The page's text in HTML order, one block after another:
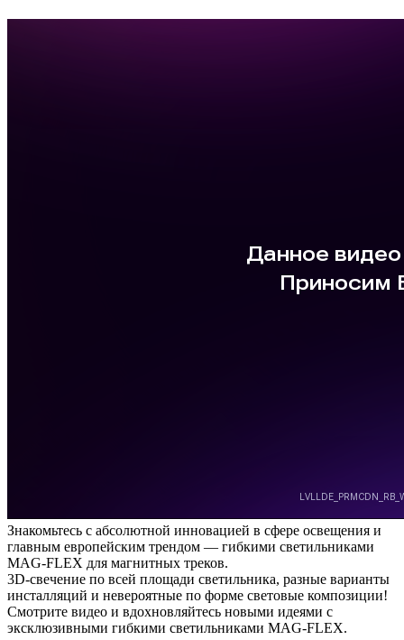
Знакомьтесь с абсолютной инновацией в сфере освещения и
главным европейским трендом — гибкими светильниками
MAG-FLEX для магнитных треков.
3D-свечение по всей площади светильника, разные варианты
инсталляций и невероятные по форме световые композиции!
Смотрите видео и вдохновляйтесь новыми идеями с
эксклюзивными гибкими светильниками MAG-FLEX.